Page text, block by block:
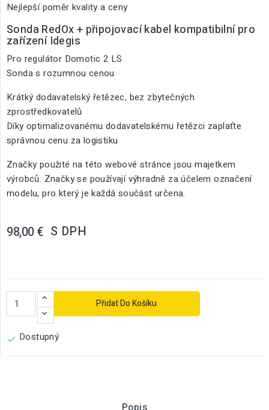
Nejlepší poměr kvality a ceny
Sonda RedOx + připojovací kabel kompatibilní pro
zařízení Idegis
Pro regulátor Domotic 2 LS
Sonda s rozumnou cenou
Krátký dodavatelský řetězec, bez zbytečných
zprostředkovatelů
Díky optimalizovanému dodavatelskému řetězci zaplaťte
správnou cenu za logistiku
Značky použité na této webové stránce jsou majetkem
výrobců. Značky se používají výhradně za účelem označení
modelu, pro který je každá součást určena.
98,00 € S DPH
Přidat Do Košíku
 Dostupný